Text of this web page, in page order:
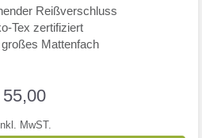
Reißverschluss
Tex zertifiziert
Mattenfach
55,00
MwST.